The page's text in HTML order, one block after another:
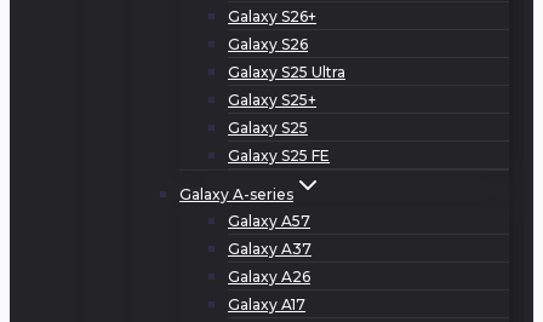
Galaxy S26+
Galaxy S26
Galaxy S25 Ultra
Galaxy S25+
Galaxy S25
Galaxy S25 FE
Galaxy A-series
Galaxy A57
Galaxy A37
Galaxy A26
Galaxy A17